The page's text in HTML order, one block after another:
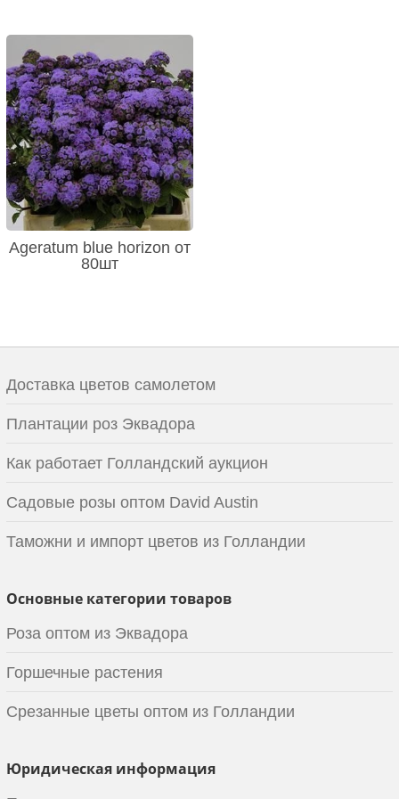
Ageratum blue horizon от
80шт
Доставка цветов самолетом
Плантации роз Эквадора
Как работает Голландский аукцион
Садовые розы оптом David Austin
Таможни и импорт цветов из Голландии
Основные категории товаров
Роза оптом из Эквадора
Горшечные растения
Срезанные цветы оптом из Голландии
Юридическая информация